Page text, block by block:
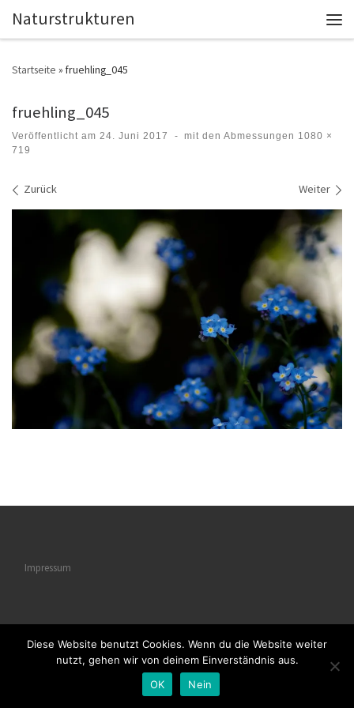
Zum Inhalt springen
Naturstrukturen
Startseite » fruehling_045
fruehling_045
Veröffentlicht am 24. Juni 2017 - mit den Abmessungen 1080 ×
719
Bilder Navigation
Zurück Weiter
Impressum
© 2026Naturstrukturen– Alle Rechte vorbehalten
– Entworfen mit dem
Diese Website benutzt Cookies. Wenn du die Website weiter
nutzt, gehen wir von deinem Einverständnis aus.
OK
Nein